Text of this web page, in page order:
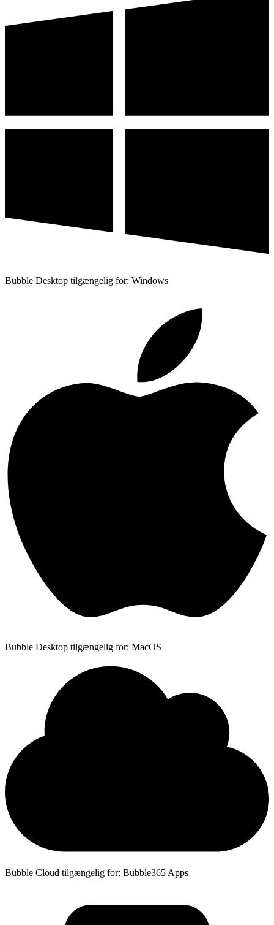
Bubble Desktop tilgængelig for: Windows
Bubble Desktop tilgængelig for: MacOS
Bubble Cloud tilgængelig for: Bubble365 Apps